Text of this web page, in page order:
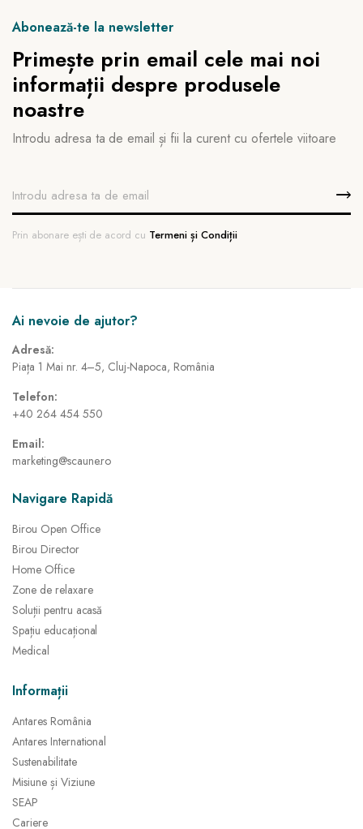
Abonează-te la newsletter
Primește prin email cele mai noi
informații despre produsele
noastre
Introdu adresa ta de email și fii la curent cu ofertele viitoare
Prin abonare ești de acord cu Termeni și Condiții
Ai nevoie de ajutor?
Adresă:
Piața 1 Mai nr. 4–5, Cluj-Napoca, România
Telefon:
+40 264 454 550
Email:
marketing@scaune.ro
Navigare Rapidă
Birou Open Office
Birou Director
Home Office
Zone de relaxare
Soluții pentru acasă
Spațiu educațional
Medical
Informații
Antares România
Antares International
Sustenabilitate
Misiune și Viziune
SEAP
Cariere